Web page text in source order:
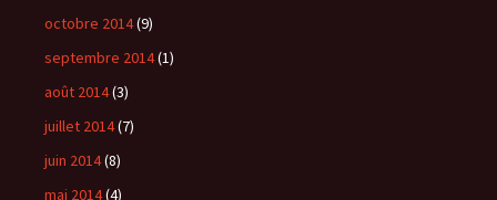
octobre 2014(9)
septembre 2014(1)
août 2014(3)
juillet 2014(7)
juin 2014(8)
mai 2014(4)